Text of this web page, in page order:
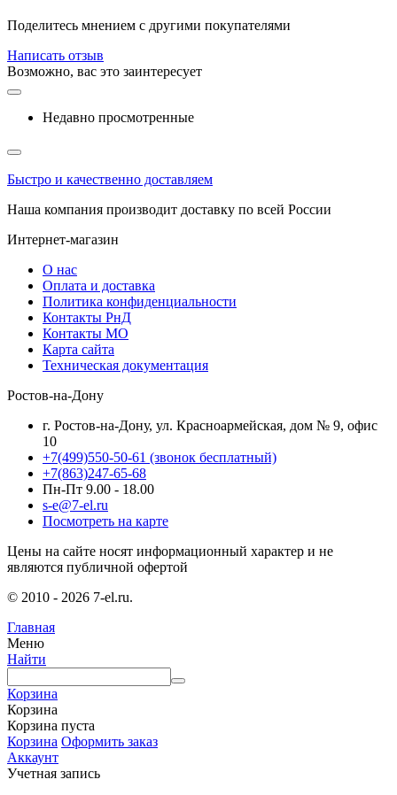
Поделитесь мнением с другими покупателями
Написать отзыв
Возможно, вас это заинтересует
Недавно просмотренные
Быстро и качественно доставляем
Наша компания производит доставку по всей России
Интернет-магазин
О нас
Оплата и доставка
Политика конфиденциальности
Контакты РнД
Контакты МО
Карта сайта
Техническая документация
Ростов-на-Дону
г. Ростов-на-Дону, ул. Красноармейская, дом № 9, офис
10
+7(499)550-50-61 (звонок бесплатный)
+7(863)247-65-68
Пн-Пт 9.00 - 18.00
s-e@7-el.ru
Посмотреть на карте
Цены на сайте носят информационный характер и не
являются публичной офертой
© 2010 - 2026 7-el.ru.
Главная
Меню
Найти
Корзина
Корзина
Корзина пуста
Корзина Оформить заказ
Аккаунт
Учетная запись